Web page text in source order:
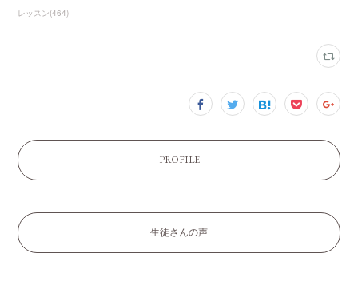
レッスン(464)
PROFILE
生徒さんの声